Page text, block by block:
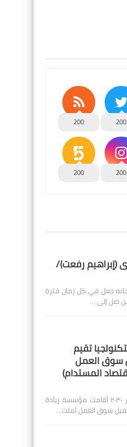
200
200
200
200
(إبراهيم رفعت)/
جعل في كل زمان فترة
ضل إلى …
تقيم
سوق العمل
المستدام)
✍️ سهيلة محي على نهج رؤية مصر ٢٠٣٠ أقامت مؤسسة ريادة